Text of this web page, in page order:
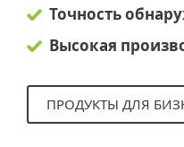
Точность
Высокая
ПРОДУКТЫ ДЛЯ